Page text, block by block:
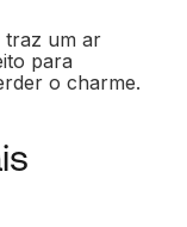
traz um ar
para
o charme.